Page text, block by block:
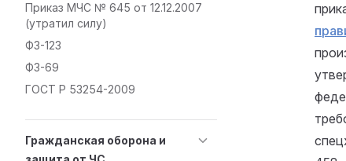
Приказ МЧС № 645 от 12.12.2007
(утратил силу)
ФЗ-123
ФЗ-69
ГОСТ Р 53254-2009
Гражданская оборона и